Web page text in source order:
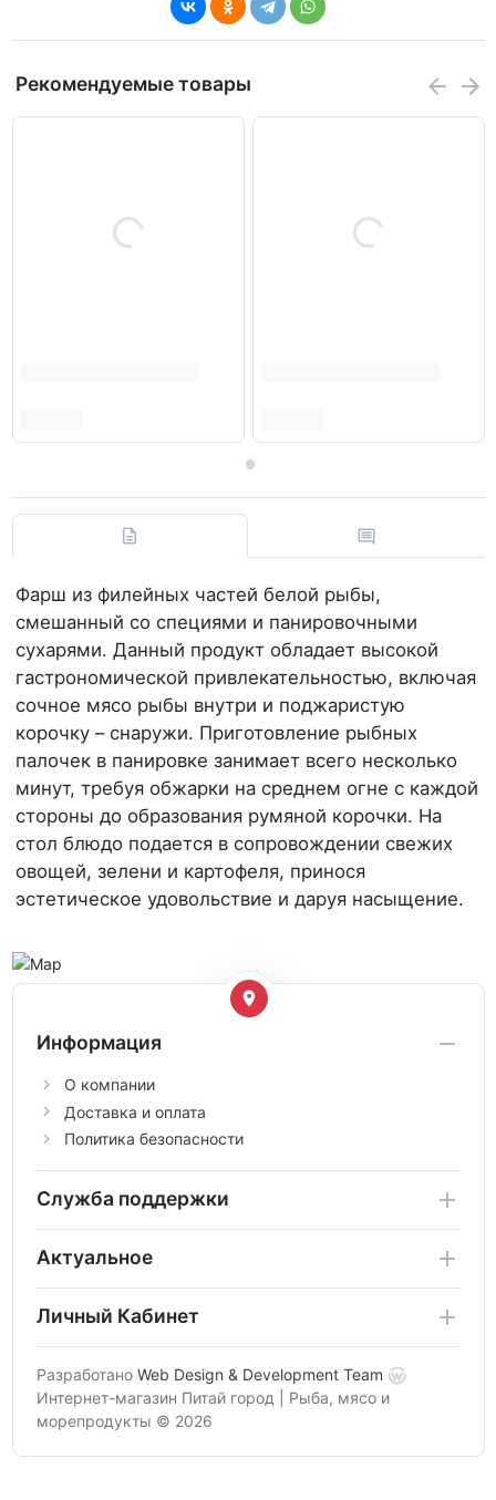
Рекомендуемые товары
Фарш из филейных частей белой рыбы,
смешанный со специями и панировочными
сухарями. Данный продукт обладает высокой
гастрономической привлекательностью, включая
сочное мясо рыбы внутри и поджаристую
корочку – снаружи. Приготовление рыбных
палочек в панировке занимает всего несколько
минут, требуя обжарки на среднем огне с каждой
стороны до образования румяной корочки. На
стол блюдо подается в сопровождении свежих
овощей, зелени и картофеля, принося
эстетическое удовольствие и даруя насыщение.
Информация
О компании
Доставка и оплата
Политика безопасности
Служба поддержки
Актуальное
Личный Кабинет
Разработано Web Design & Development Team
Интернет-магазин Питай город | Рыба, мясо и
морепродукты © 2026